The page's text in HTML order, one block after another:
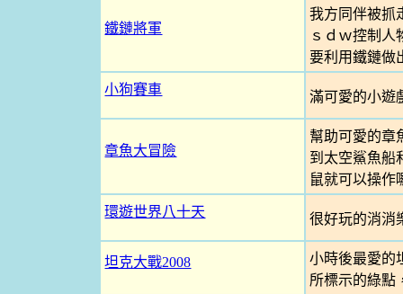
鐵鏈將軍
我方同伴被抓
ｓｄｗ控制人
要利用鐵鏈做
小狗賽車 滿可愛的小遊
章魚大冒險
幫助可愛的章
到太空鯊魚船
鼠就可以操作
環遊世界八十天 很好玩的消消
坦克大戰2008
小時後最愛的
所標示的綠點